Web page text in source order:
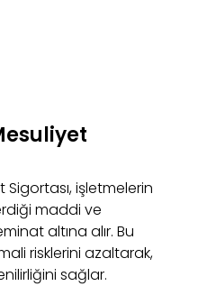
işletmelerin
maddi ve
altına alır. Bu
risklerini azaltarak,
sağlar.